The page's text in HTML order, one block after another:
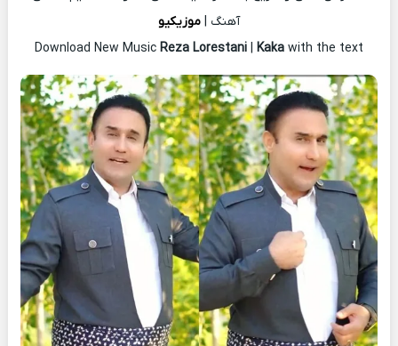
آهنگ | موزیکیو
Download New Music Reza Lorestani | Kaka with the text